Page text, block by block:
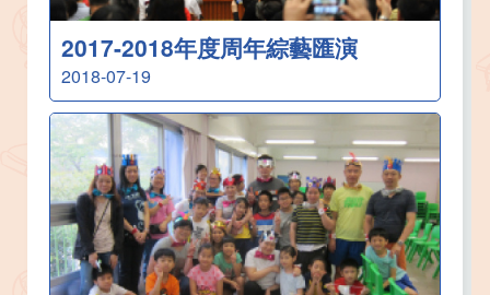
2017-2018年度周年綜藝匯演
2018-07-19